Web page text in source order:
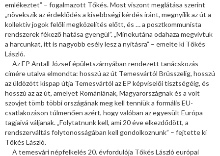
emlékeztet” – fogalmazott Tőkés. Most viszont meglátása szerint
„növekszik az érdeklődés a kisebbségi kérdés iránt, megnyílik az út a
kollektív jogok felőli megközelítés előtt, és … a posztkommunista
rendszerek fékező hatása gyengül”. „Minekutána odahaza megvívtuk
a harcunkat, itt is nagyobb esély lesz a nyitásra” – emelte ki Tőkés
László.
Az EP Antall József épületszárnyában rendezett tanácskozás
címére utalva elmondta: hosszú az út Temesvártól Brüsszelig, hosszú
az üldözött kispap útja Temesvártól az EP képviselői tisztségéig, és
hosszú az az út, amelyet Romániának, Magyarországnak és a volt
szovjet tömb többi országának meg kell tenniük a formális EU-
csatlakozáson túlmenően azért, hogy valóban az egyesült Európa
tagjaivá váljanak. „Folytatnunk kell, ami 20 éve elkezdődött, a
rendszerváltás folytonosságában kell gondolkoznunk” – fejtette ki
Tőkés László.
A temesvári népfelkelés 20. évfordulója Tőkés László európai